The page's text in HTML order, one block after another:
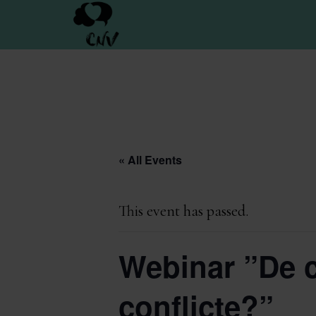
« All Events
This event has passed.
Webinar ”De
conflicte?”